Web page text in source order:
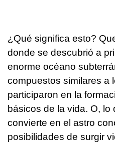
¿Qué significa esto?
donde se descubrió a
enorme océano
compuestos similares a
participaron en la
básicos de la vida. O, lo
convierte en el astro
posibilidades de surgir